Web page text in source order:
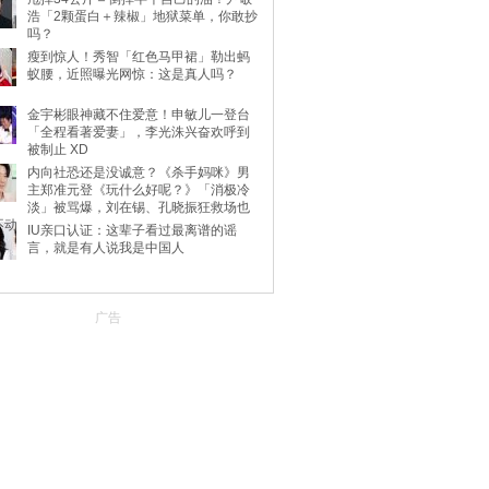
浩「2颗蛋白＋辣椒」地狱菜单，你敢抄
吗？
瘦到惊人！秀智「红色马甲裙」勒出蚂
蚁腰，近照曝光网惊：这是真人吗？
金宇彬眼神藏不住爱意！申敏儿一登台
「全程看著爱妻」，李光洙兴奋欢呼到
被制止 XD
内向社恐还是没诚意？《杀手妈咪》男
主郑准元登《玩什么好呢？》「消极冷
淡」被骂爆，刘在锡、孔晓振狂救场也
动
IU亲口认证：这辈子看过最离谱的谣
言，就是有人说我是中国人
广告